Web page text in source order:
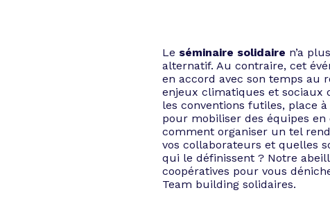
Le séminaire solidaire n’a
alternatif. Au contraire, cet
en accord avec son temps au
enjeux climatiques et sociaux
les conventions futiles, place
pour mobiliser des équipes en
comment organiser un tel
vos collaborateurs et quelles
qui le définissent ? Notre
coopératives pour vous
Team building solidaires.